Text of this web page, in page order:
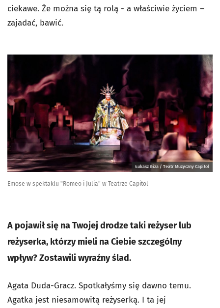
ciekawe. Że można się tą rolą - a właściwie życiem –
zajadać, bawić.
Łukasz Giza / Teatr Muzyczny Capitol
Emose w spektaklu "Romeo i Julia" w Teatrze Capitol
A pojawił się na Twojej drodze taki reżyser lub
reżyserka, którzy mieli na Ciebie szczególny
wpływ? Zostawili wyraźny ślad.
Agata Duda-Gracz. Spotkałyśmy się dawno temu.
Agatka jest niesamowitą reżyserką. I ta jej